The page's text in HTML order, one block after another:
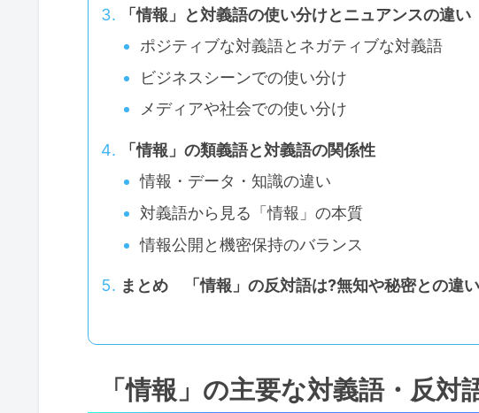
「情報」と対義語の使い分けとニュアンスの違い
ポジティブな対義語とネガティブな対義語
ビジネスシーンでの使い分け
メディアや社会での使い分け
「情報」の類義語と対義語の関係性
情報・データ・知識の違い
対義語から見る「情報」の本質
情報公開と機密保持のバランス
まとめ 「情報」の反対語は?無知や秘密との違
「情報」の主要な対義語・反対